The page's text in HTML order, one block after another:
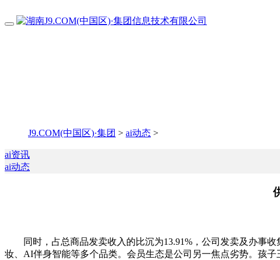
J9.COM(中国区)·集团 > ai动态 >
ai资讯
ai动态
同时，占总商品发卖收入的比沉为13.91%，公司发卖及办事收
妆、AI伴身智能等多个品类。会员生态是公司另一焦点劣势。孩